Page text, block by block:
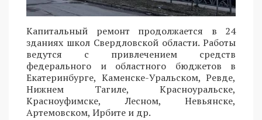
Капитальный ремонт продолжается в 24
зданиях школ Свердловской области. Работы
ведутся с привлечением средств
федерального и областного бюджетов в
Екатеринбурге, Каменске-Уральском, Ревде,
Нижнем Тагиле, Красноуральске,
Красноуфимске, Лесном, Невьянске,
Артемовском, Ирбите и др.